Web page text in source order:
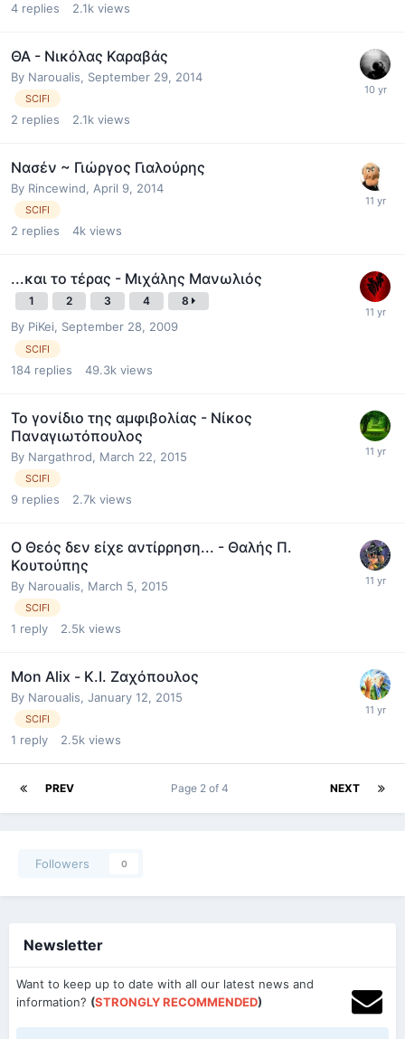
4 replies 2.1k views
ΘΑ - Νικόλας Καραβάς
By Naroualis, September 29, 2014
SCIFI
2 replies 2.1k views
Νασέν ~ Γιώργος Γιαλούρης
By Rincewind, April 9, 2014
SCIFI
2 replies 4k views
...και το τέρας - Μιχάλης Μανωλιός
1 2 3 4 8
By PiKei, September 28, 2009
SCIFI
184 replies 49.3k views
Το γονίδιο της αμφιβολίας - Νίκος
Παναγιωτόπουλος
By Nargathrod, March 22, 2015
SCIFI
9 replies 2.7k views
Ο Θεός δεν είχε αντίρρηση... - Θαλής Π.
Κουτούπης
By Naroualis, March 5, 2015
SCIFI
1 reply 2.5k views
Mon Alix - Κ.Ι. Ζαχόπουλος
By Naroualis, January 12, 2015
SCIFI
1 reply 2.5k views
PREV NEXT
Page 2 of 4
Followers 0
Newsletter
Want to keep up to date with all our latest news and
information? (STRONGLY RECOMMENDED)